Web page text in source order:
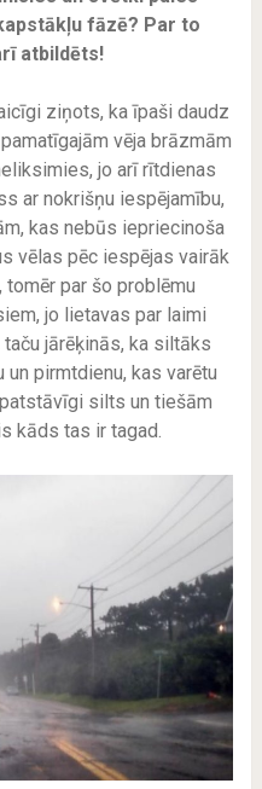
fāzē? Par to
atbildēts!
ziņots, ka īpaši daudz
vēja brāzmām
jo arī rītdienas
ar nokrišņu iespējamību,
kas nebūs iepriecinoša
vēlas pēc iespējas vairāk
par šo problēmu
jo lietavas par laimi
jārēķinās, ka siltāks
pirmtdienu, kas varētu
silts un tiešām
kāds tas ir tagad.